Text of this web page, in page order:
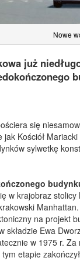
Nowe
już
się
Kościół
sylwetkę
w krajobraz
na projekt
składzie Ewa
w 1975 r.
etapie